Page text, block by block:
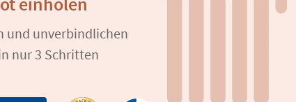
und unverbindlichen
nur 3 Schritten